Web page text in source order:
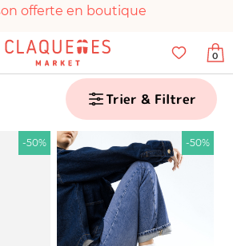
offerte en boutique
100% sécurisé
garanties en parfait état
0
Trier & Filtrer
-50% -50%